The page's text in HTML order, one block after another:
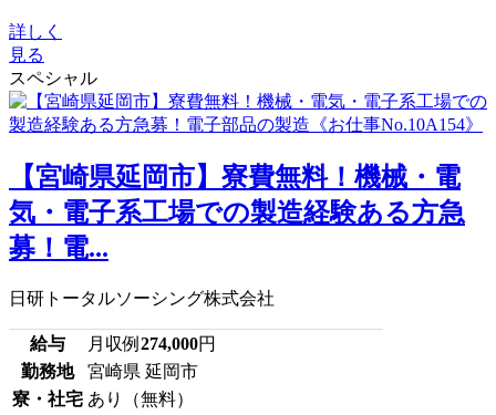
詳しく
見る
スペシャル
【宮崎県延岡市】寮費無料！機械・電
気・電子系工場での製造経験ある方急
募！電...
日研トータルソーシング株式会社
給与 月収例 274,000円
勤務地
宮崎県 延岡市
寮・社宅 あり（無料）